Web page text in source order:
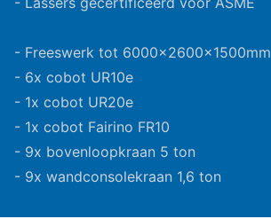
- Freeswerk tot 6000x2600x1500mm
- 6x cobot UR10e
- 1x cobot UR20e
- 1x cobot Fairino FR10
- 9x bovenloopkraan 5 ton
- 9x wandconsolekraan 1,6 ton